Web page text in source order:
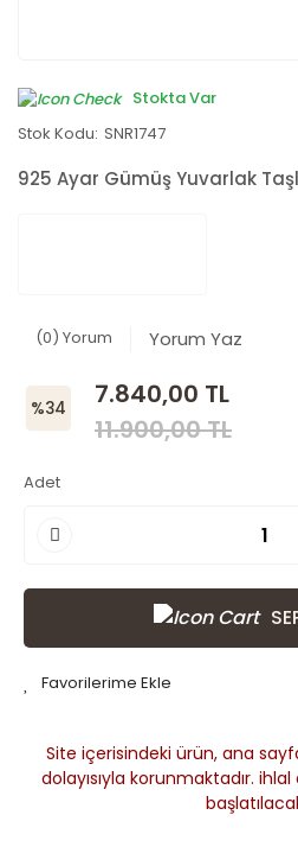
Stokta Var
Stok Kodu: SNR1747
925 Ayar Gümüş Yuvarlak
(0) Yorum Yorum Yaz
%34
7.840,00 TL
11.900,00 TL
Adet
Site içerisindeki ürün, ana
dolayısıyla korunmaktadır.